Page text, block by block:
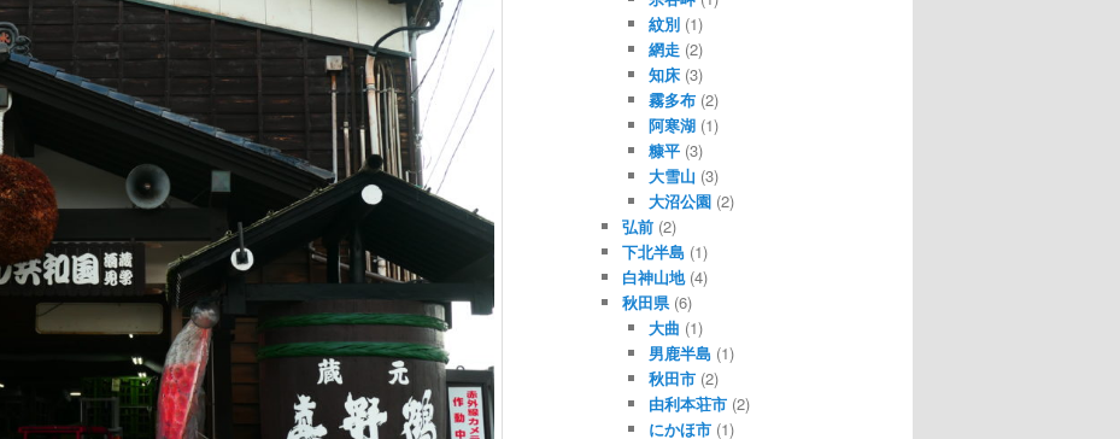
紋別 (1)
網走 (2)
知床 (3)
霧多布 (2)
阿寒湖 (1)
糠平 (3)
大雪山 (3)
大沼公園 (2)
弘前(2)
下北半島(1)
白神山地(4)
秋田県(6)
大曲 (1)
男鹿半島 (1)
秋田市 (2)
由利本荘市 (2)
にかほ市 (1)